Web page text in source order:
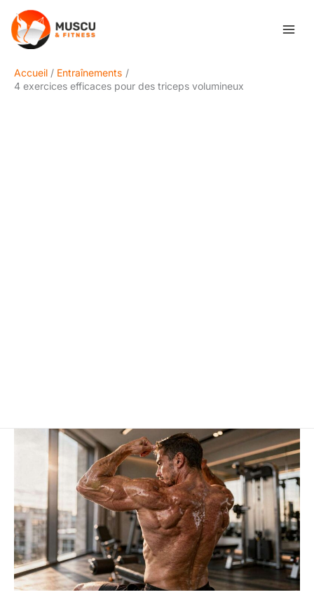
contenu
Accueil
Entraînements
4 exercices efficaces pour des triceps volumineux
Rechercher